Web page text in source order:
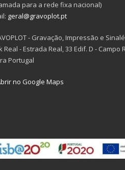
para a rede fixa nacional)
geral@gravoplot.pt
- Gravação, Impressão e
Real - Estrada Real, 33 Edif. D - Campo
Portugal
no Google Maps